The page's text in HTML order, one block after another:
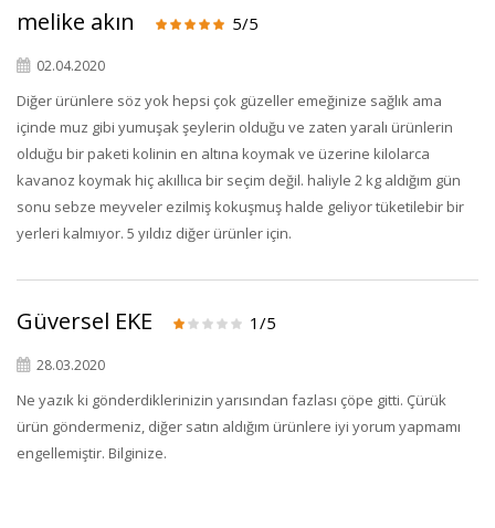
melike akın 5/5
02.04.2020
Diğer ürünlere söz yok hepsi çok güzeller emeğinize sağlık ama
içinde muz gibi yumuşak şeylerin olduğu ve zaten yaralı ürünlerin
olduğu bir paketi kolinin en altına koymak ve üzerine kilolarca
kavanoz koymak hiç akıllıca bir seçim değil. haliyle 2 kg aldığım gün
sonu sebze meyveler ezilmiş kokuşmuş halde geliyor tüketilebir bir
yerleri kalmıyor. 5 yıldız diğer ürünler için.
Güversel EKE 1/5
28.03.2020
Ne yazık ki gönderdiklerinizin yarısından fazlası çöpe gitti. Çürük
ürün göndermeniz, diğer satın aldığım ürünlere iyi yorum yapmamı
engellemiştir. Bilginize.